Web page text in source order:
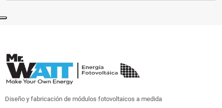
Diseño y fabricación de módulos fotovoltaicos a medida